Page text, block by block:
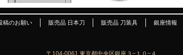
稿のお願い 販売品 日本刀 販売品 刀装具 銀座情報
〒104-0061 東京都中央区銀座３−１０−４